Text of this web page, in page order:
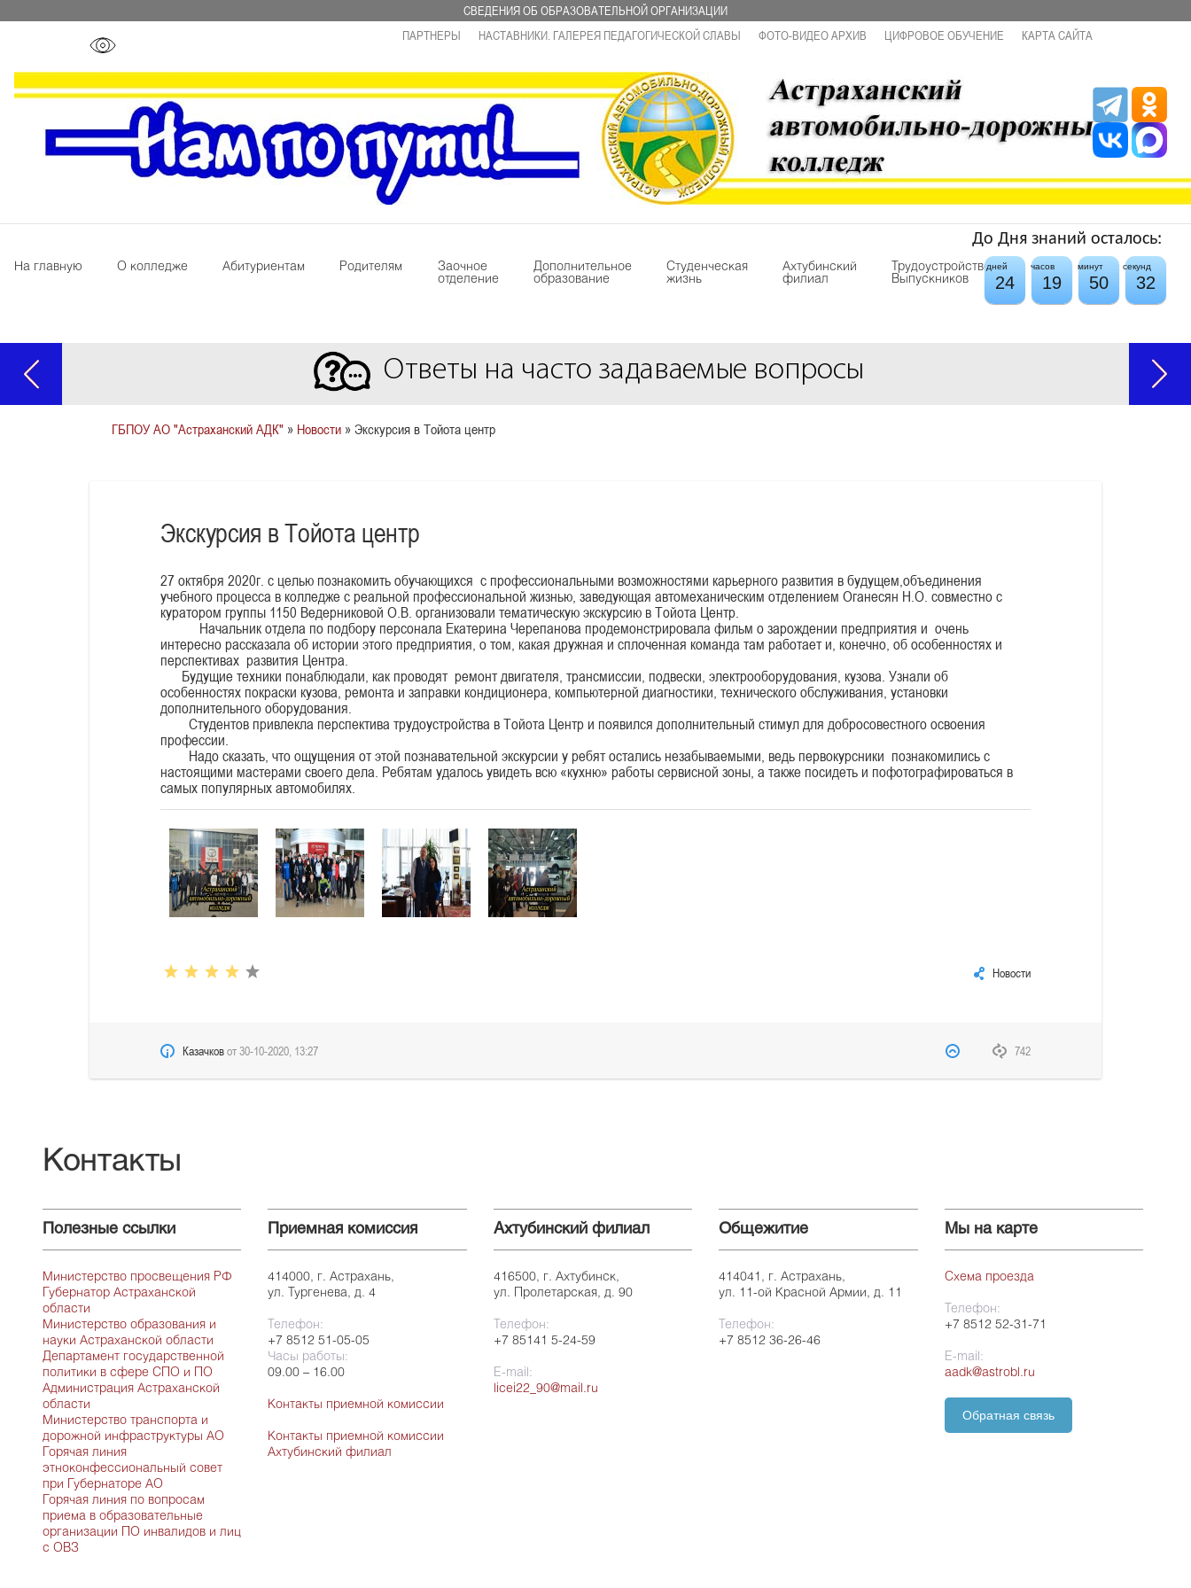
СВЕДЕНИЯ ОБ ОБРАЗОВАТЕЛЬНОЙ ОРГАНИЗАЦИИ
ПАРТНЕРЫ
НАСТАВНИКИ. ГАЛЕРЕЯ ПЕДАГОГИЧЕСКОЙ СЛАВЫ ФОТО-ВИДЕО АРХИВ ЦИФРОВОЕ ОБУЧЕНИЕ КАРТА САЙТА
На главную О колледже Абитуриентам Родителям
Заочное
отделение
Дополнительное
образование
Студенческая
жизнь
Ахтубинский
филиал
Трудоустройство
Выпускников
До Дня знаний осталось:
дней часов минут секунд
24 19 50 32
Ответы на часто задаваемые вопросы
ГБПОУ АО "Астраханский АДК" » Новости» Экскурсия в Тойота центр
Экскурсия в Тойота центр
27 октября 2020г. с целью познакомить обучающихся с профессиональными возможностями карьерного развития в будущем,объединения
учебного процесса в колледже с реальной профессиональной жизнью, заведующая автомеханическим отделением Оганесян Н.О. совместно с
куратором группы 1150 Ведерниковой О.В. организовали тематическую экскурсию в Тойота Центр.
Начальник отдела по подбору персонала Екатерина Черепанова продемонстрировала фильм о зарождении предприятия и очень
интересно рассказала об истории этого предприятия, о том, какая дружная и сплоченная команда там работает и, конечно, об особенностях и
перспективах развития Центра.
Будущие техники понаблюдали, как проводят ремонт двигателя, трансмиссии, подвески, электрооборудования, кузова. Узнали об
особенностях покраски кузова, ремонта и заправки кондиционера, компьютерной диагностики, технического обслуживания, установки
дополнительного оборудования.
Студентов привлекла перспектива трудоустройства в Тойота Центр и появился дополнительный стимул для добросовестного освоения
профессии.
Надо сказать, что ощущения от этой познавательной экскурсии у ребят остались незабываемыми, ведь первокурсники познакомились с
настоящими мастерами своего дела. Ребятам удалось увидеть всю «кухню» работы сервисной зоны, а также посидеть и пофотографироваться в
самых популярных автомобилях.
Новости
742
Казачковот30-10-2020, 13:27
Контакты
Полезные ссылки
Министерство просвещения РФ
Губернатор Астраханской
области
Министерство образования и
науки Астраханской области
Департамент государственной
политики в сфере СПО и ПО
Администрация Астраханской
области
Министерство транспорта и
дорожной инфраструктуры АО
Горячая линия
этноконфессиональный совет
при Губернаторе АО
Горячая линия по вопросам
приема в образовательные
организации ПО инвалидов и лиц
с ОВЗ
Приемная комиссия
414000, г. Астрахань,
ул. Тургенева, д. 4
Телефон:
+7 8512 51-05-05
Часы работы:
09.00 – 16.00
Контакты приемной комиссии
Контакты приемной комиссии
Ахтубинский филиал
Ахтубинский филиал
416500, г. Ахтубинск,
ул. Пролетарская, д. 90
Телефон:
+7 85141 5-24-59
E-mail:
licei22_90@mail.ru
Общежитие
414041, г. Астрахань,
ул. 11-ой Красной Армии, д. 11
Телефон:
+7 8512 36-26-46
Мы на карте
Схема проезда
Телефон:
+7 8512 52-31-71
E-mail:
aadk@astrobl.ru
Обратная связь